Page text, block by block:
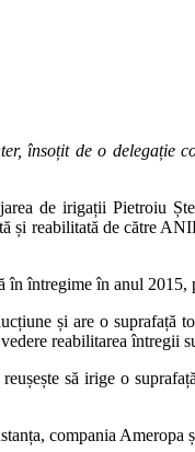
de o delegație
de irigații Pietroiu
și reabilitată de către
întregime în anul 2015,
și are o
reabilitarea întregii
să irige o
compania Ameropa